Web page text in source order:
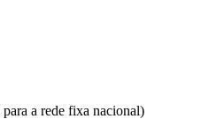
a rede fixa nacional)